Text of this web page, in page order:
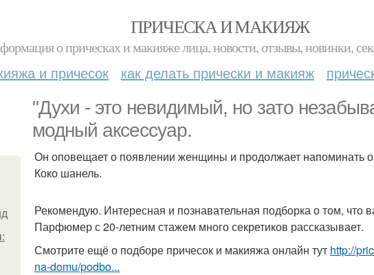
ПРИЧЕСКА И МАКИЯЖ
о прическах и макияже лица, новости, отзывы, новинки,
и причесок как делать прически и макияж
"Духи - это невидимый, но зато
модный аксессуар.
Он оповещает о появлении женщины и продолжает напоминать
Коко шанель.
Рекомендую. Интересная и познавательная подборка о том,
Парфюмер с 20-летним стажем много секретиков рассказывает.
Смотрите ещё о подборе причесок и макияжа онлайн тут http://
na-domu/podbo...